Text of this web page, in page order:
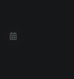
Agenda